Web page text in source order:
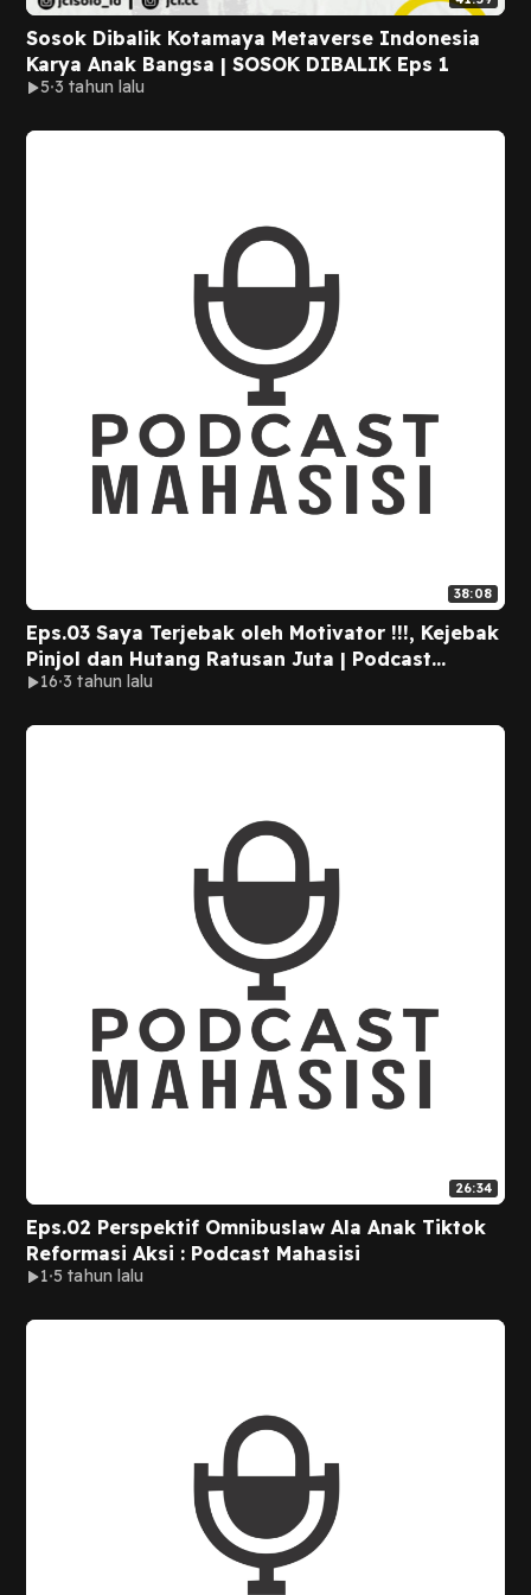
Sosok Dibalik Kotamaya Metaverse Indonesia
Karya Anak Bangsa | SOSOK DIBALIK Eps 1
5 3 tahun lalu
38:08
Eps.03 Saya Terjebak oleh Motivator !!!, Kejebak
Pinjol dan Hutang Ratusan Juta | Podcast
Mahasisi
16 3 tahun lalu
26:34
Eps.02 Perspektif Omnibuslaw Ala Anak Tiktok
Reformasi Aksi : Podcast Mahasisi
1 5 tahun lalu